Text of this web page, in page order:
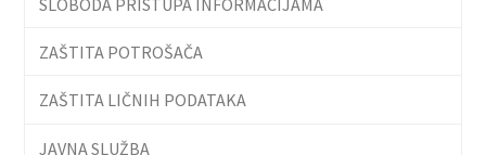
ZAŠTITA POTROŠAČA
ZAŠTITA LIČNIH PODATAKA
JAVNA SLUŽBA